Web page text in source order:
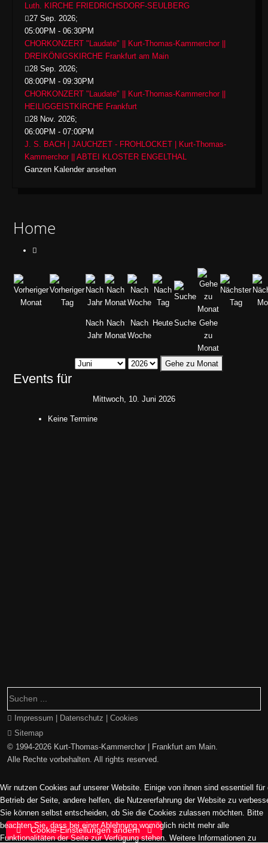
Luth. KIRCHE FRIEDRICHSDORF-SEULBERG
27 Sep. 2026;
05:00PM - 06:30PM
CHORKONZERT "Laudate" || Kurt-Thomas-Kammerchor ||
DREIKÖNIGSKIRCHE Frankfurt am Main
28 Sep. 2026;
08:00PM - 09:30PM
CHORKONZERT "Laudate" || Kurt-Thomas-Kammerchor ||
HEILIGGEISTKIRCHE Frankfurt
28 Nov. 2026;
06:00PM - 07:00PM
J. S. BACH | JAUCHZET - FROHLOCKET | Kurt-Thomas-
Kammerchor || ABTEI KLOSTER ENGELTHAL
Ganzen Kalender ansehen
Home
Nach
Jahr
Nach
Monat
Nach
Woche
HeuteSuche Gehe
zu
Monat
Gehe zu Monat
Events für
Mittwoch, 10. Juni 2026
Keine Termine
Impressum | Datenschutz | Cookies
Sitemap
© 1994-2026 Kurt-Thomas-Kammerchor | Frankfurt am Main.
Alle Rechte vorbehalten. All rights reserved.
Cookie-Einstellungen ändern
Wir nutzen Cookies auf unserer Website. Einige von ihnen sind essentiell für
Betrieb der Seite, andere helfen, die Nutzererfahrung der Website zu
Sie können selbst entscheiden, ob Sie die Cookies zulassen möchten. Bitte
beachten Sie, dass bei einer Ablehnung womöglich nicht mehr alle
Funktionalitäten der Seite zur Verfügung stehen. Weitere Informationen zu